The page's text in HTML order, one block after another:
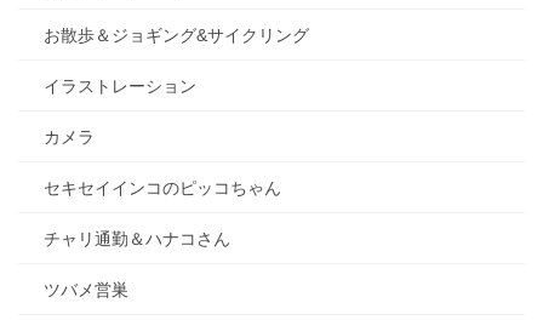
お散歩＆ジョギング&サイクリング
イラストレーション
カメラ
セキセイインコのピッコちゃん
チャリ通勤＆ハナコさん
ツバメ営巣